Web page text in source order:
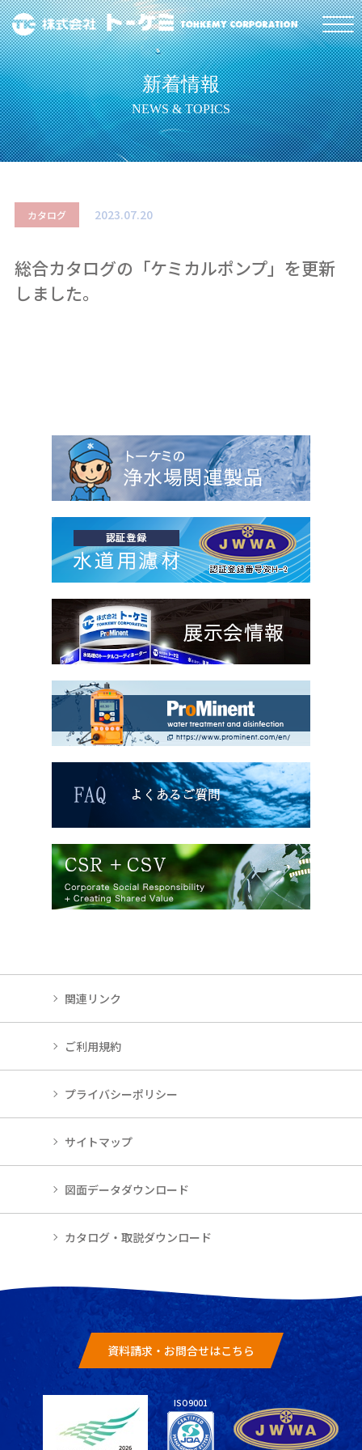
新着情報
NEWS & TOPICS
カタログ 2023.07.20
総合カタログの「ケミカルポンプ」を更新
しました。
資料請求・お問合せはこちら
ISO9001
関連リンク
ご利用規約
プライバシーポリシー
サイトマップ
図面データダウンロード
カタログ・取説ダウンロード